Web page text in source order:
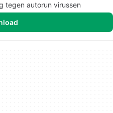
tegen autorun virussen